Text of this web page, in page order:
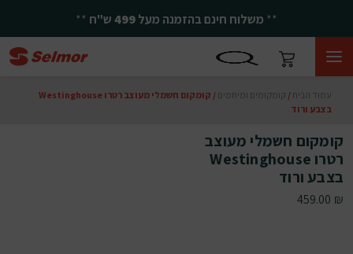
**יחד ננצח!**
עמוד הבית / קומקומים ומיחמים
/ קומקום חשמלי מעוצב רטרו Westinghouse
בצבע ורוד
קומקום חשמלי מעוצב
רטרו Westinghouse
בצבע ורוד
459.00 ₪